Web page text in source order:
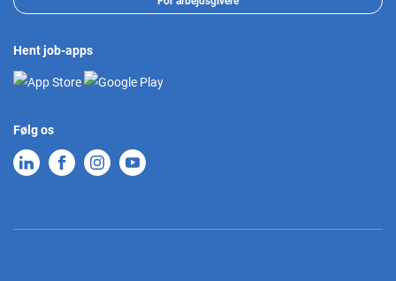
Hent job-apps
Følg os